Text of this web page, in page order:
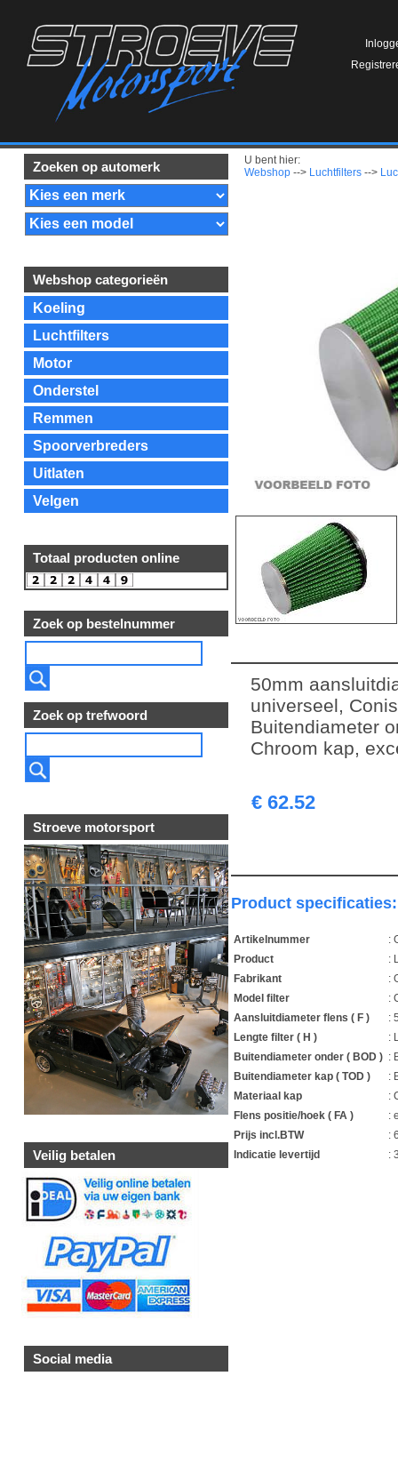
Zoeken op automerk
Webshop categorieën
Koeling
Luchtfilters
Motor
Onderstel
Remmen
Spoorverbreders
Uitlaten
Velgen
Totaal producten online
Zoek op bestelnummer
Zoek op trefwoord
Stroeve motorsport
Veilig betalen
Social media
U bent hier:
Webshop --> Luchtfilters -->
50mm
universeel,
Buitendiameter
Chroom kap,
€ 62.52
Product specificaties:
Artikelnummer
:
Product
:
Fabrikant
:
Model filter
:
Aansluitdiameter flens ( F )
:
Lengte filter ( H )
:
Buitendiameter onder ( BOD ) :
Buitendiameter kap ( TOD )
:
Materiaal kap
:
Flens positie/hoek ( FA )
:
Prijs incl.BTW
:
Indicatie levertijd
: